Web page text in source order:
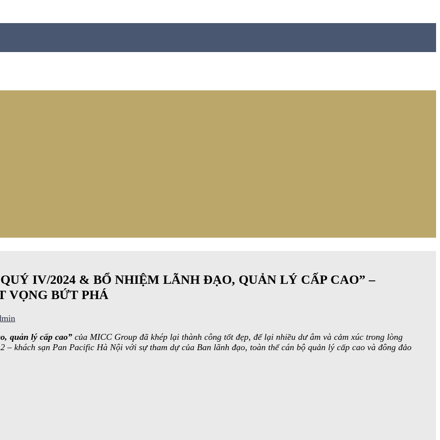
IV/2024 & BỔ NHIỆM LÃNH ĐẠO, QUẢN LÝ CẤP CAO” –
VỌNG BỨT PHÁ
quản lý cấp cao” của MICC Group đã khép lại thành công tốt đẹp, để lại nhiều dư âm và cảm xúc trong lòng
khách sạn Pan Pacific Hà Nội với sự tham dự của Ban lãnh đạo, toàn thể cán bộ quản lý cấp cao và đông đảo